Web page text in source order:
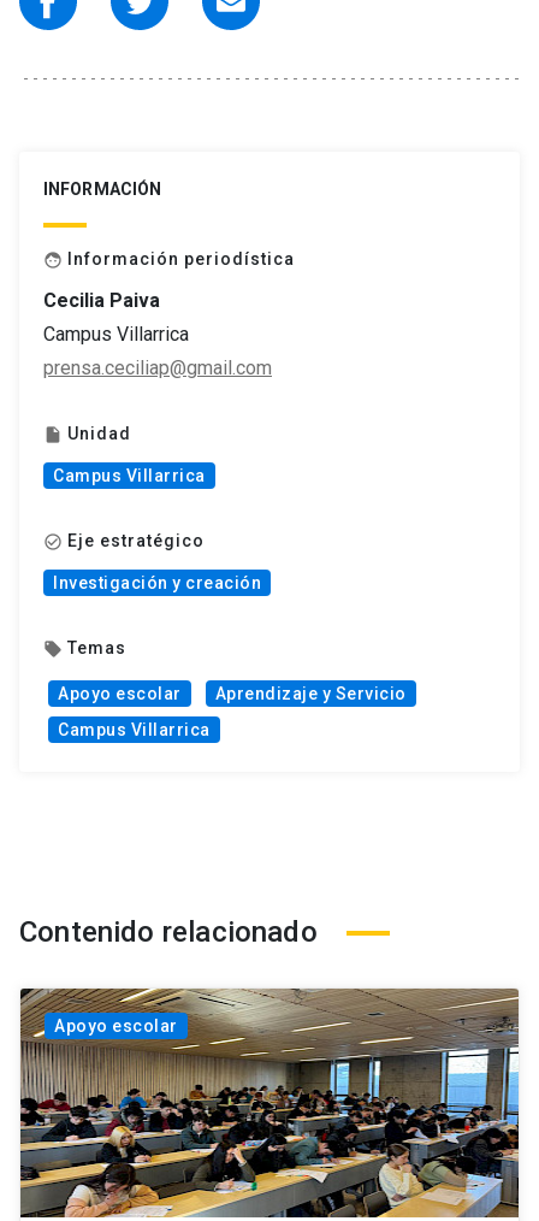
INFORMACIÓN
face Información periodística
Cecilia Paiva
Campus Villarrica
prensa.ceciliap@gmail.com
insert_drive_file Unidad
Campus Villarrica
check_circle_outline Eje estratégico
Investigación y creación
local_offer Temas
Apoyo escolar
Aprendizaje y Servicio
Campus Villarrica
Contenido relacionado
Apoyo escolar